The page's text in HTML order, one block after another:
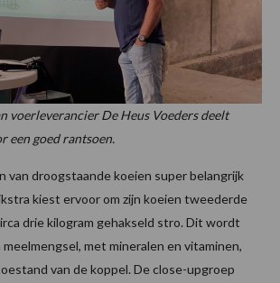
voerleverancier De Heus Voeders deelt
een goed rantsoen.
van droogstaande koeien super belangrijk
kiest ervoor om zijn koeien tweederde
drie kilogram gehakseld stro. Dit wordt
met mineralen en vitaminen,
van de koppel. De close-upgroep